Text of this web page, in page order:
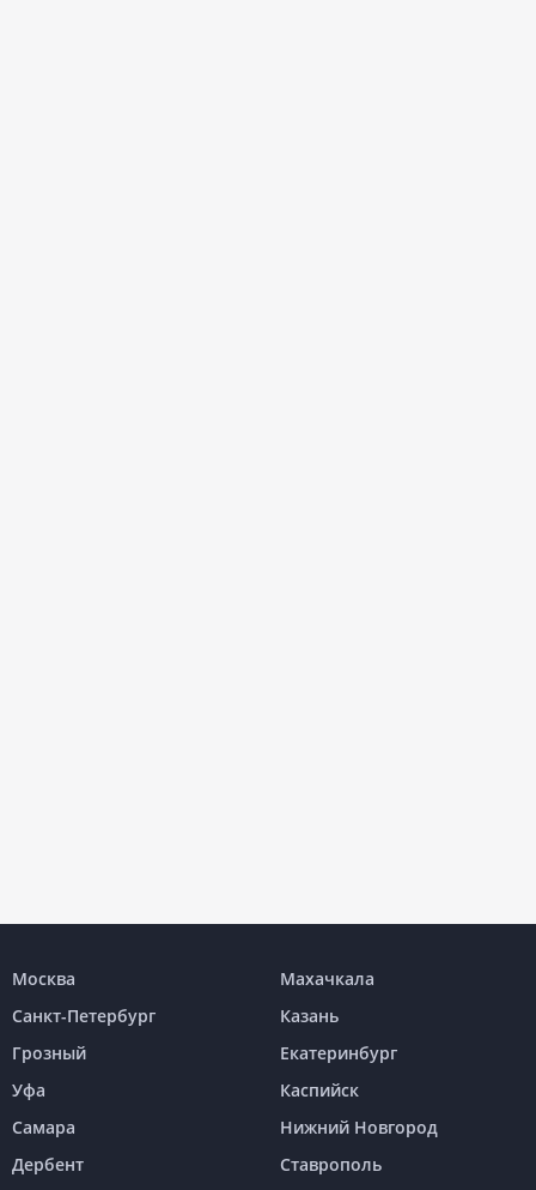
Москва
Махачкала
Санкт-Петербург
Казань
Грозный
Екатеринбург
Уфа
Каспийск
Самара
Нижний Новгород
Дербент
Ставрополь